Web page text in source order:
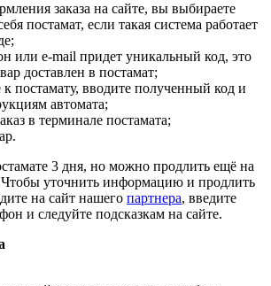
заказа на сайте, вы выбираете
постамат, если такая система работает
или e-mail придет уникальный код, это
доставлен в постамат;
постамату, вводите полученный код и
автомата;
в терминале постамата;
3 дня, но можно продлить ещё на
уточнить информацию и продлить
на сайт нашего партнера, введите
и следуйте подсказкам на сайте.